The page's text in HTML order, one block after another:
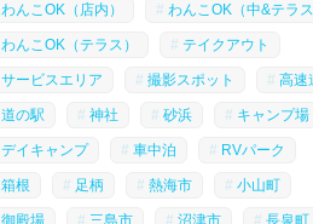
わんこOK（店内） わんこOK（中&テラス
わんこOK（テラス） テイクアウト
サービスエリア 撮影スポット 高速
道の駅 神社 砂浜 キャンプ場
デイキャンプ 車中泊 RVパーク
箱根 足柄 熱海市 小山町
御殿場 三島市 沼津市 長泉町